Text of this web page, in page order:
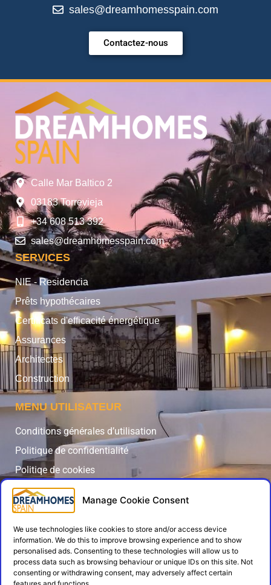
Manage Cookie Consent
We use technologies like cookies to store and/or access device
information. We do this to improve browsing experience and to show
personalised ads. Consenting to these technologies will allow us to
process data such as browsing behaviour or unique IDs on this site. Not
consenting or withdrawing consent, may adversely affect certain
sales@dreamhomesspain.com
Contactez-nous
Calle Mar Baltico 2
03183 Torrevieja
+34 608 513 392
sales@dreamhomesspain.com
SERVICES
NIE - Residencia
Prêts hypothécaires
Certificats d'efficacité énergétique
Assurances
Architectes
Construction
MENU UTILISATEUR
Conditions générales d’utilisation
Politique de confidentialité
Politiqe de cookies
Contact
Admin Login
SUIVEZ-NOUS